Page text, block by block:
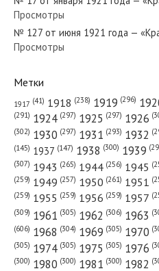
№ 126 от июня 1920 года —
№ 249 от декабря 1948 года
№ 52 от марта 1973 года —
Просмотры
№ 127 от июня 1921 года —
Просмотры
Метки
1917 (41) 1918 (238) 1919 (296)
(291) 1924 (297) 1925 (297) 1926
(302) 1930 (297) 1931 (293) 1932
(145) 1937 (147) 1938 (300) 1939
(307) 1943 (265) 1944 (256) 1945
(259) 1949 (257) 1950 (261) 1951
(259) 1955 (259) 1956 (259) 1957
(309) 1961 (305) 1962 (306) 1963
(606) 1968 (304) 1969 (305) 1970
(305) 1974 (305) 1975 (305) 1976
(300) 1980 (300) 1981 (300) 1982